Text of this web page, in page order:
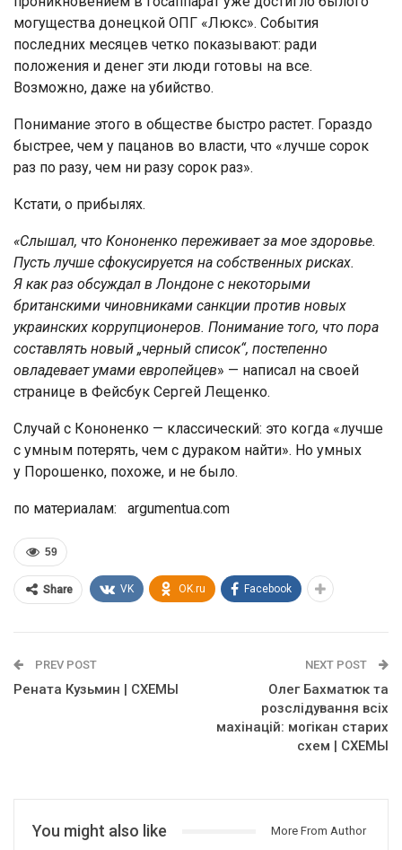
могущества донецкой ОПГ «Люкс». События
последних месяцев четко показывают: ради
положения и денег эти люди готовы на все.
Возможно, даже на убийство.
Понимание этого в обществе быстро растет. Гораздо
быстрее, чем у пацанов во власти, что «лучше сорок
раз по разу, чем ни разу сорок раз».
Кстати, о прибылях.
«Слышал, что Кононенко переживает за мое здоровье.
Пусть лучше сфокусируется на собственных рисках.
Я как раз обсуждал в Лондоне с некоторыми
британскими чиновниками санкции против новых
украинских коррупционеров. Понимание того, что пора
составлять новый „черный список“, постепенно
овладевает умами европейцев» — написал на своей
странице в Фейсбук Сергей Лещенко.
Случай с Кононенко — классический: это когда «лучше
с умным потерять, чем с дураком найти». Но умных
у Порошенко, похоже, и не было.
по материалам: argumentua.com
59
Share VK OK.ru Facebook
PREV POST
Рената Кузьмин | СХЕМЫ
NEXT POST
Олег Бахматюк та
розслідування всіх
махінацій: могікан старих
схем | СХЕМЫ
You might also like More From Author